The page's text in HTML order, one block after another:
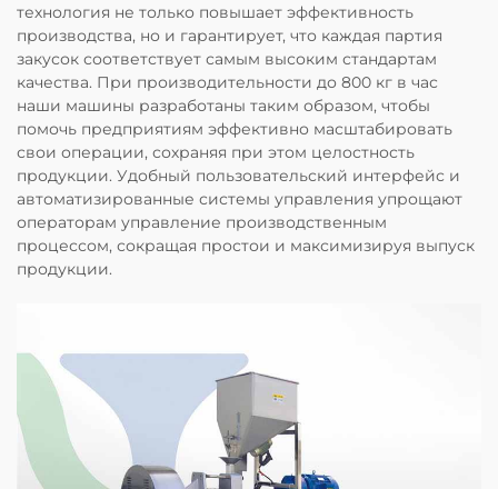
технология не только повышает эффективность
производства, но и гарантирует, что каждая партия
закусок соответствует самым высоким стандартам
качества. При производительности до 800 кг в час
наши машины разработаны таким образом, чтобы
помочь предприятиям эффективно масштабировать
свои операции, сохраняя при этом целостность
продукции. Удобный пользовательский интерфейс и
автоматизированные системы управления упрощают
операторам управление производственным
процессом, сокращая простои и максимизируя выпуск
продукции.